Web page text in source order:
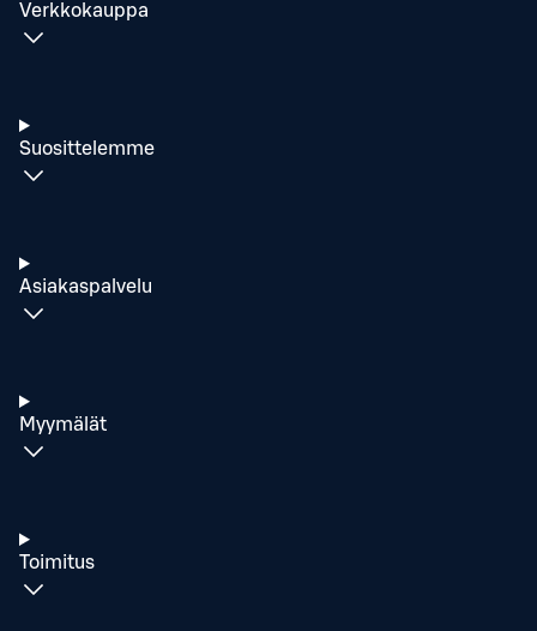
Verkkokauppa
Suosittelemme
Asiakaspalvelu
Myymälät
Toimitus